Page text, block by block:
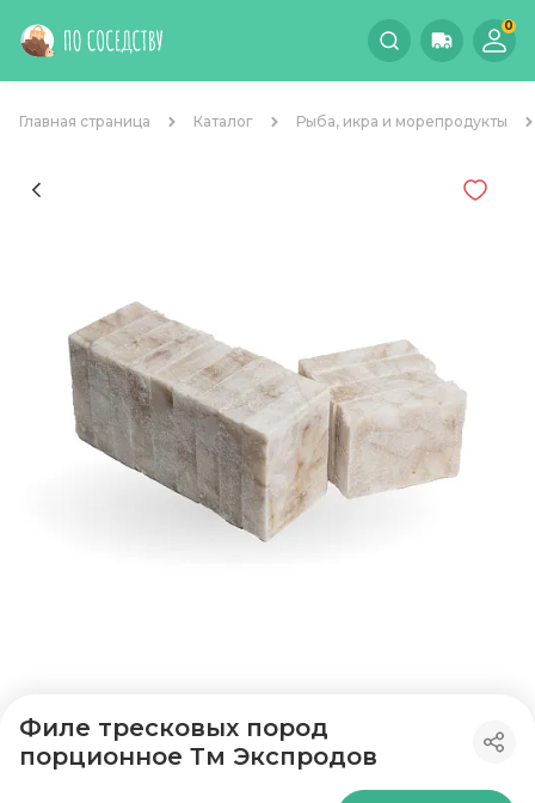
0
Главная страница Каталог Рыба, икра и морепродукты
Филе тресковых пород
порционное Тм Экспродов